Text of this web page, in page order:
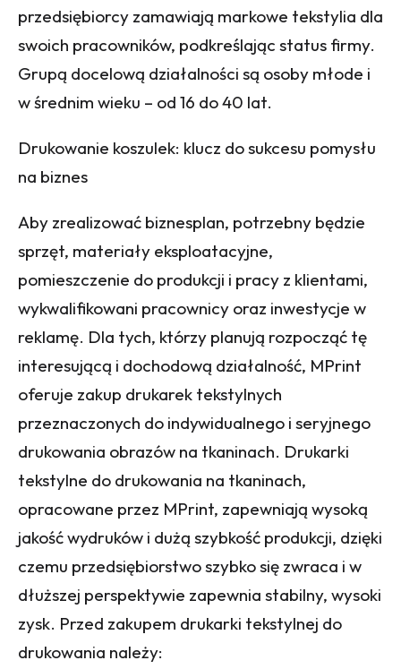
przedsiębiorcy zamawiają markowe tekstylia dla
swoich pracowników, podkreślając status firmy.
Grupą docelową działalności są osoby młode i
w średnim wieku – od 16 do 40 lat.
Drukowanie koszulek: klucz do sukcesu pomysłu
na biznes
Aby zrealizować biznesplan, potrzebny będzie
sprzęt, materiały eksploatacyjne,
pomieszczenie do produkcji i pracy z klientami,
wykwalifikowani pracownicy oraz inwestycje w
reklamę. Dla tych, którzy planują rozpocząć tę
interesującą i dochodową działalność, MPrint
oferuje zakup drukarek tekstylnych
przeznaczonych do indywidualnego i seryjnego
drukowania obrazów na tkaninach. Drukarki
tekstylne do drukowania na tkaninach,
opracowane przez MPrint, zapewniają wysoką
jakość wydruków i dużą szybkość produkcji, dzięki
czemu przedsiębiorstwo szybko się zwraca i w
dłuższej perspektywie zapewnia stabilny, wysoki
zysk. Przed zakupem drukarki tekstylnej do
drukowania należy: